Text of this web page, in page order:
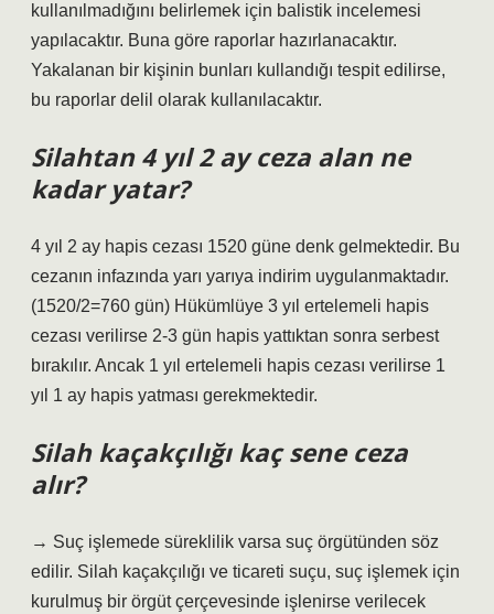
kullanılmadığını belirlemek için balistik incelemesi
yapılacaktır. Buna göre raporlar hazırlanacaktır.
Yakalanan bir kişinin bunları kullandığı tespit edilirse,
bu raporlar delil olarak kullanılacaktır.
Silahtan 4 yıl 2 ay ceza alan ne
kadar yatar?
4 yıl 2 ay hapis cezası 1520 güne denk gelmektedir. Bu
cezanın infazında yarı yarıya indirim uygulanmaktadır.
(1520/2=760 gün) Hükümlüye 3 yıl ertelemeli hapis
cezası verilirse 2-3 gün hapis yattıktan sonra serbest
bırakılır. Ancak 1 yıl ertelemeli hapis cezası verilirse 1
yıl 1 ay hapis yatması gerekmektedir.
Silah kaçakçılığı kaç sene ceza
alır?
→ Suç işlemede süreklilik varsa suç örgütünden söz
edilir. Silah kaçakçılığı ve ticareti suçu, suç işlemek için
kurulmuş bir örgüt çerçevesinde işlenirse verilecek